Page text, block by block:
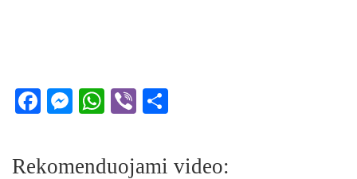
Facebook
Messenger
WhatsApp
Viber
Rekomenduojami video: